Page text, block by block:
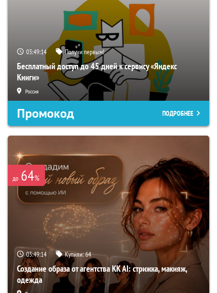
03:49:13 Получи первым!
Бесплатный доступ до 45 дней к сервису «Яндекс
Книги»
Россия
Промокод ПОДРОБНЕЕ
до 64%
03:49:13 Купили:64
Создание образа от агентства KK AI: стрижка, макияж,
одежда